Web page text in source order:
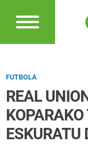
FUTBOLA
REAL
ESKURATU